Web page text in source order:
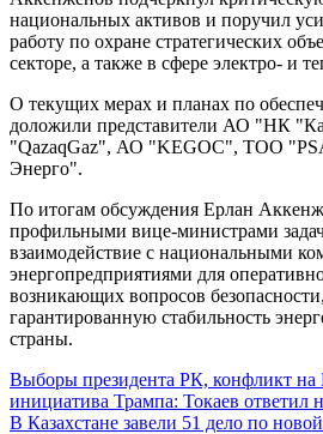
национальных активов и поручил
работу по охране стратегических
секторе, а также в сфере электро- и
О текущих мерах и планах по
доложили представители АО "НК
"QazaqGaz", АО "KEGOC", ТОО
Энерго".
По итогам обсуждения Ерлан
профильными вице-министрами
взаимодействие с национальными
энергопредприятиями для
возникающих вопросов
гарантированную стабильность
страны.
Навигация
по
Выборы президента РК, конфликт на
инициатива Трампа: Токаев
В Казахстане завели 51 дело по новой